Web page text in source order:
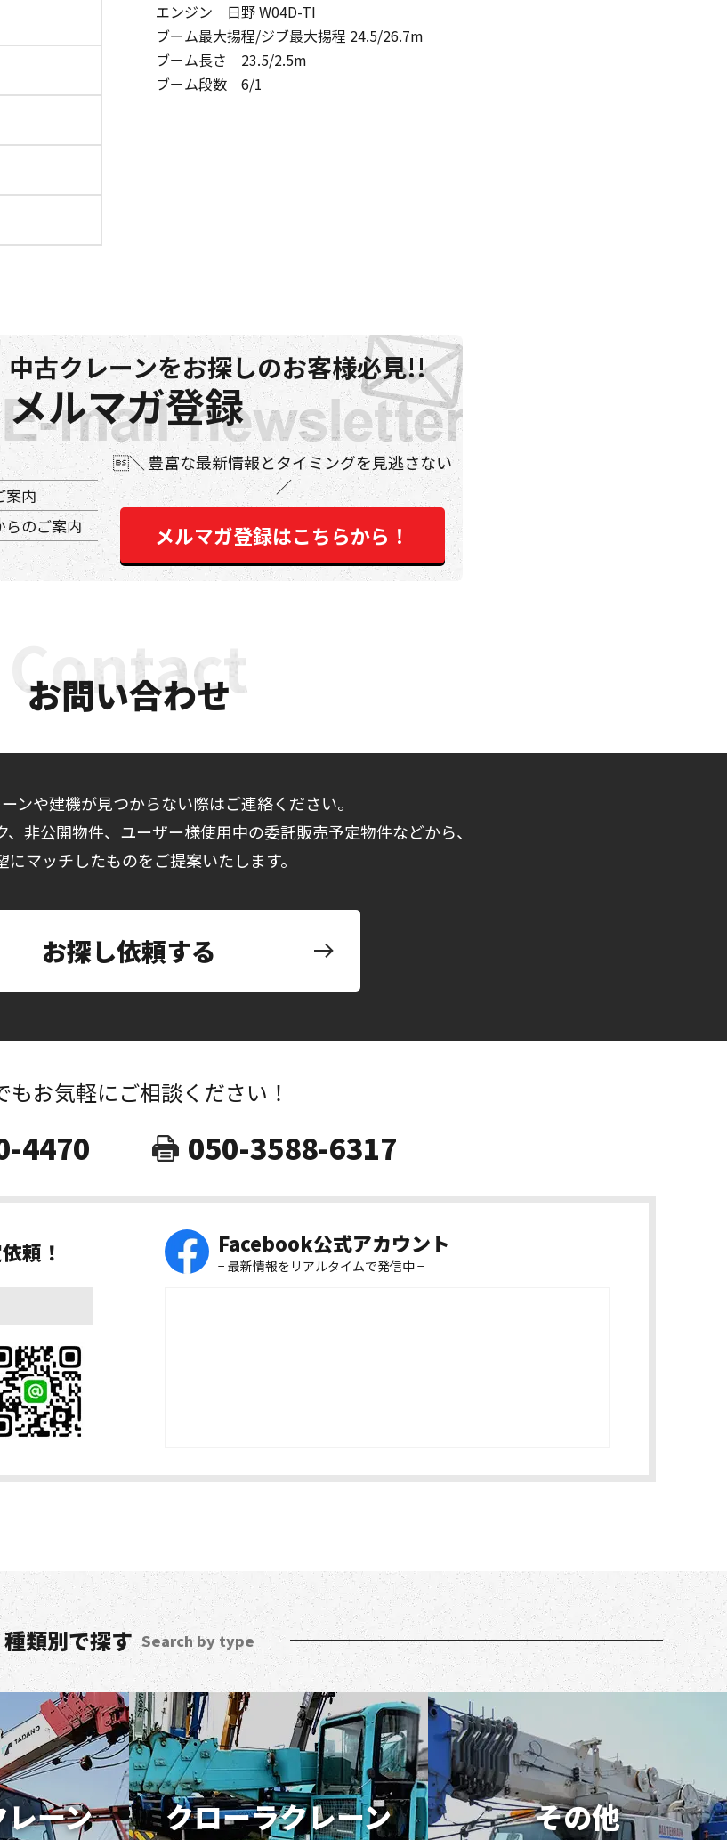
エンジン 日野 W04D-TI
ブーム最大揚程/ジブ最大揚程 24.5/26.7m
ブーム長さ 23.5/2.5m
ブーム段数 6/1
中古クレーンをお探しのお客様必見!!
メルマガ登録
案内
らのご案内
豊富な最新情報とタイミングを見逃さない
メルマガ登録はこちらから！
お問い合わせ
ンや建機が見つからない際はご連絡ください。
非公開物件、ユーザー様使用中の委託販売予定物件などから、
にマッチしたものをご提案いたします。
お探し依頼する
もお気軽にご相談ください！
4470 050-3588-6317
頼！ Facebook公式アカウント
− 最新情報をリアルタイムで発信中 −
種類別で探す Search by type
ーン クローラクレーン その他